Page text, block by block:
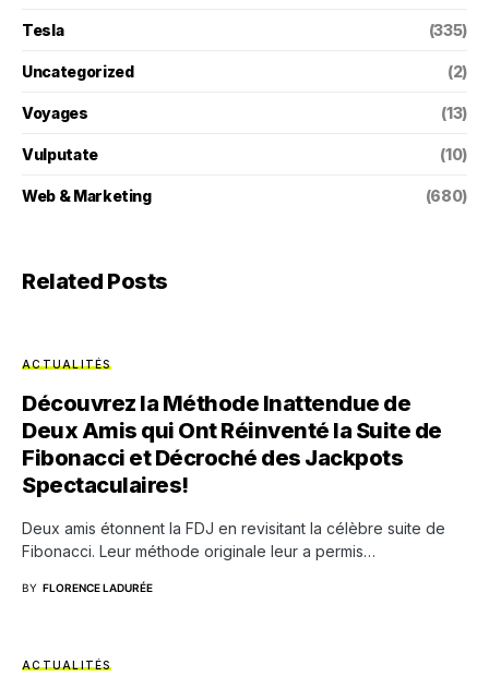
Tesla (335)
Uncategorized (2)
Voyages (13)
Vulputate (10)
Web & Marketing (680)
Related Posts
ACTUALITÉS
Découvrez la Méthode Inattendue de
Deux Amis qui Ont Réinventé la Suite de
Fibonacci et Décroché des Jackpots
Spectaculaires!
Deux amis étonnent la FDJ en revisitant la célèbre suite de
Fibonacci. Leur méthode originale leur a permis…
BY FLORENCE LADURÉE
ACTUALITÉS